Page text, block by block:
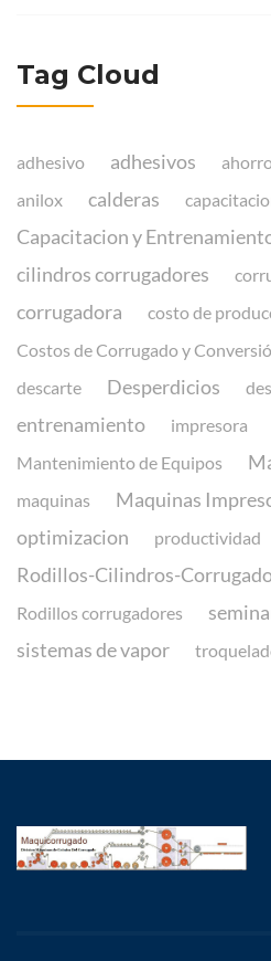
Tag Cloud
adhesivo adhesivos
anilox calderas
Capacitacion y
cilindros corrugadores
corrugadora costo de
Costos de Corrugado y
descarte Desperdicios
entrenamiento impresora
Mantenimiento de Equipos
maquinas Maquinas
optimizacion productividad
Rodillos-Cilindros-
Rodillos corrugadores
sistemas de vapor